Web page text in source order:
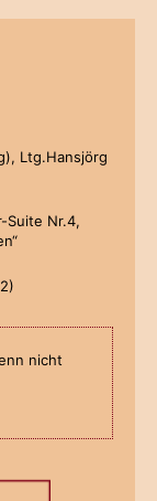
Ltg.Hansjörg
Suite Nr.4,
nicht